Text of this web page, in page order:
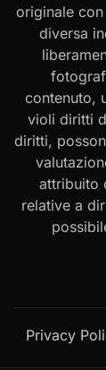
originale
diversa
contenuto,
violi diritti
diritti,
attribuito
relative a
Privacy